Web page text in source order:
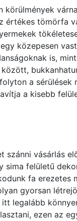
körülmények
értékes tömörfa
közepesen
is,
a
a kisebb
szánni vásárlás
sima felületű
fa erezetes
gyorsan
legalább
ezen az